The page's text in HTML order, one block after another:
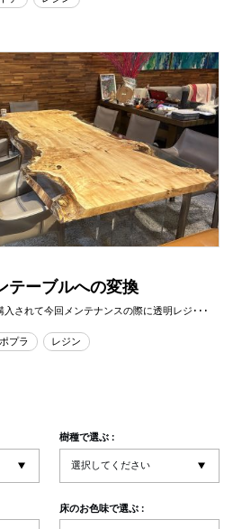
テーブルへの変換
されて今回メンテナンスの際に透明レジ･･･
ポプラ レジン
樹種で選ぶ :
床のお色味で選ぶ :